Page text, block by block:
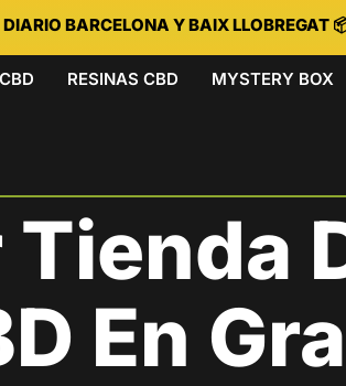
BARCELONA Y BAIX
RESINAS CBD MYSTERY BOX
En